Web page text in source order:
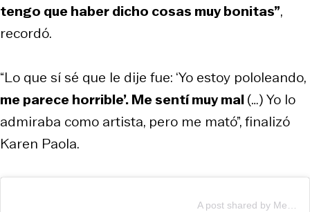
tengo que haber dicho cosas muy bonitas”,
recordó.
“Lo que sí sé que le dije fue: ‘Yo estoy pololeando,
me parece horrible’. Me sentí muy mal(…) Yo lo
admiraba como artista, pero me mató”, finalizó
Karen Paola.